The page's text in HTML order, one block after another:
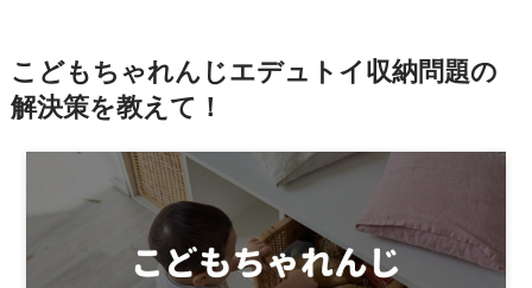
こどもちゃれんじエデュトイ収納問題の
解決策を教えて！